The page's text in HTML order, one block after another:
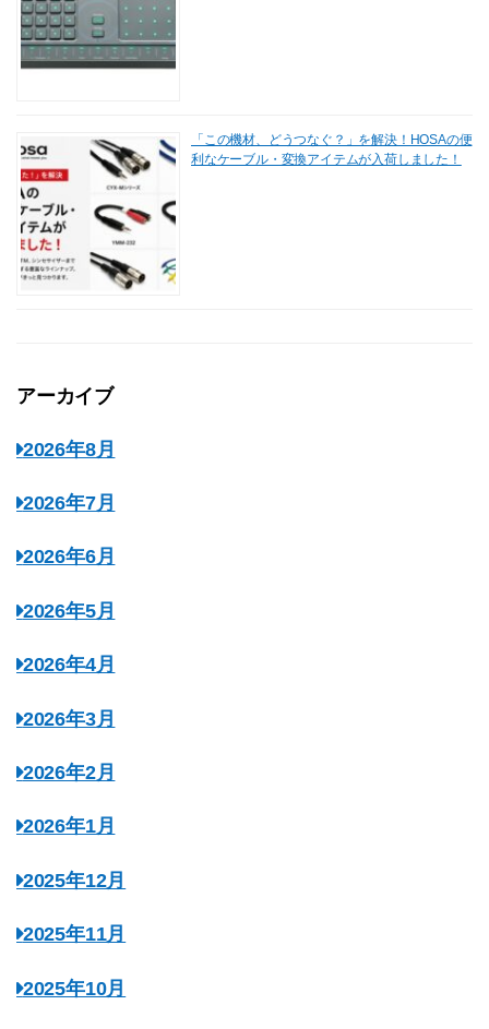
「この機材、どうつなぐ？」を解決！HOSAの便
利なケーブル・変換アイテムが入荷しました！
アーカイブ
2026年8月
2026年7月
2026年6月
2026年5月
2026年4月
2026年3月
2026年2月
2026年1月
2025年12月
2025年11月
2025年10月